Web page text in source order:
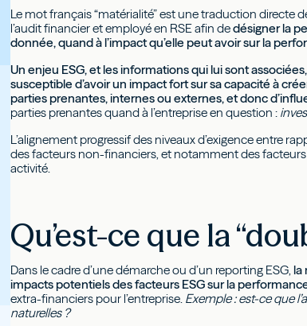
Le mot français “matérialité” est une traduction directe de
l’audit financier et employé en RSE afin dedésigner la
donnée, quand à l’impact qu’elle peut avoir sur la
Un enjeu ESG, et les informations qui lui sont
susceptible d’avoir un impact fort sur sa capacité à
parties prenantes, internes ou externes, et donc
parties prenantes quand à l’entreprise en question :
L’alignement progressif des niveaux d’exigence entre
des facteurs non-financiers, et notamment des
activité.
Qu’est-ce que la
Dans le cadre d’une démarche ou d’un reporting ESG,la
impacts potentiels des facteurs ESG sur la
extra-financiers pour l’entreprise. Exemple : est-ce que
naturelles ?